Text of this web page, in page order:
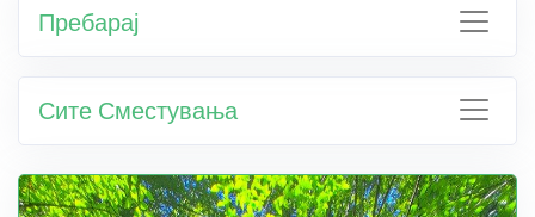
Пребарај
Сите Сместувања